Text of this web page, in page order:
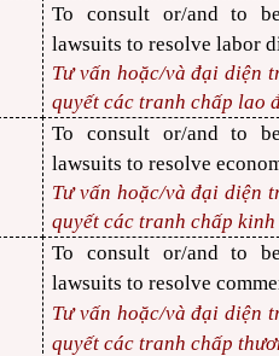
To consult or/and to
lawsuits to resolve labor
Tư vấn hoặc/và đại diện
quyết các tranh chấp lao
To consult or/and to
lawsuits to resolve
Tư vấn hoặc/và đại diện
quyết các tranh chấp kinh
To consult or/and to
lawsuits to resolve
Tư vấn hoặc/và đại diện
quyết các tranh chấp